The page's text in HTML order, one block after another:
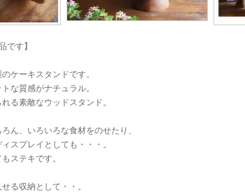
です】
ケーキスタンドです。
な質感がナチュラル。
る素敵なウッドスタンド。
ん、いろいろな食材をのせたり、
スプレイとしても・・・。
ステキです。
る収納として・・。